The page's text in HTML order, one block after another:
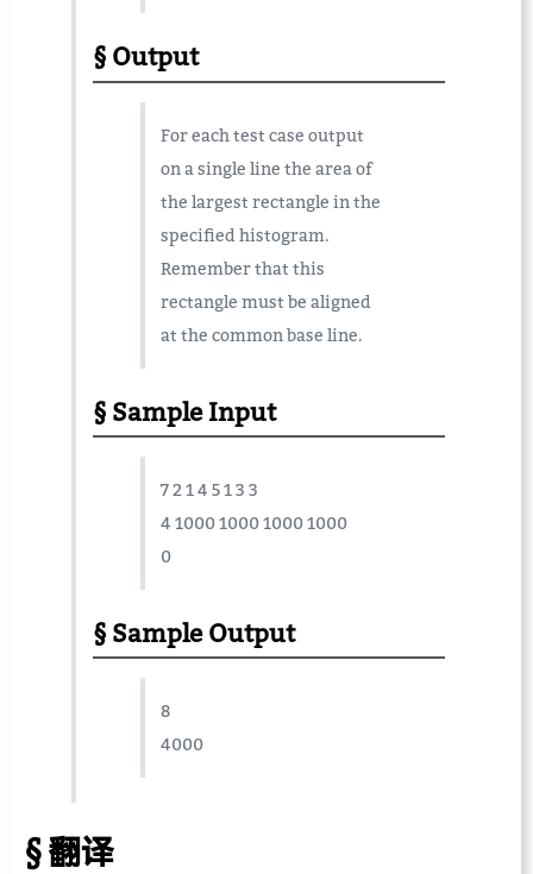
Output
For each test case output
on a single line the area of
the largest rectangle in the
specified histogram.
Remember that this
rectangle must be aligned
at the common base line.
Sample Input
7 2 1 4 5 1 3 3
4 1000 1000 1000 1000
0
Sample Output
8
4000
翻译